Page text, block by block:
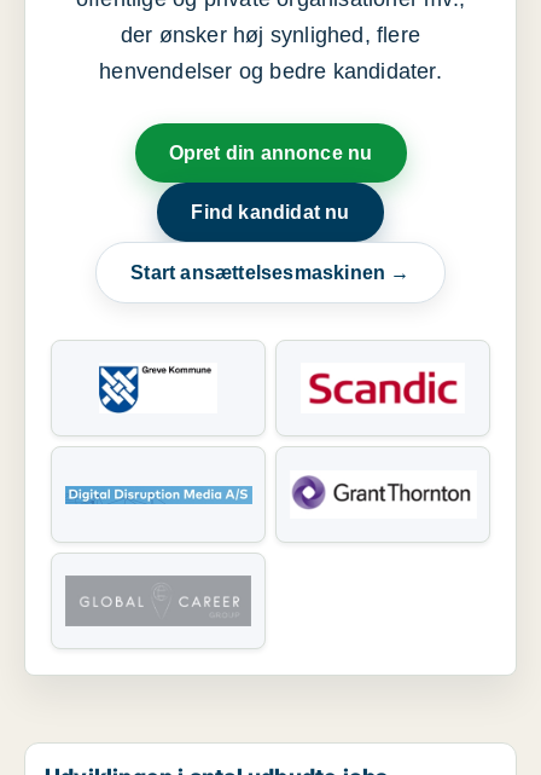
der ønsker høj synlighed, flere
henvendelser og bedre kandidater.
Opret din annonce nu
Find kandidat nu
Start ansættelsesmaskinen →